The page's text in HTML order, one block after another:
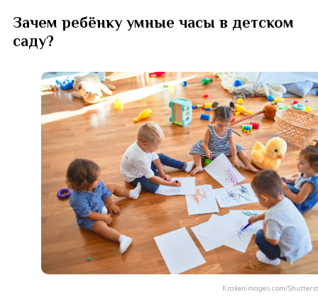
Зачем ребёнку умные часы в детском
саду?
Krakenimages.com/